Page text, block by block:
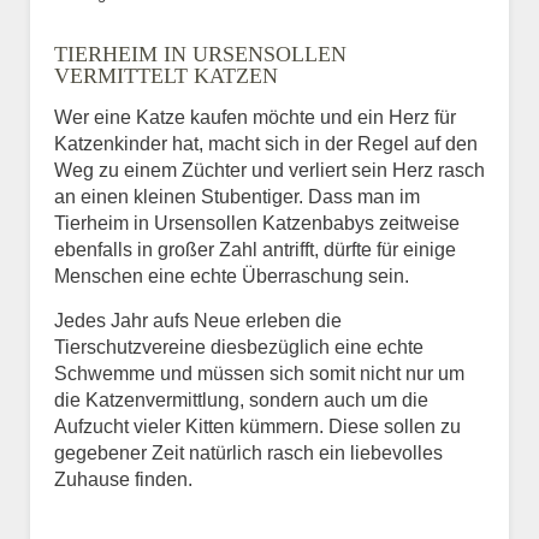
BILD HOCHLADEN
Vermisst seit
Ort des Verschwindens
TIERHEIM IN URSENSOLLEN
VERMITTELT KATZEN
Wer eine Katze kaufen möchte und ein Herz für
Katzenkinder hat, macht sich in der Regel auf den
Weg zu einem Züchter und verliert sein Herz rasch
an einen kleinen Stubentiger. Dass man im
Tierheim in Ursensollen Katzenbabys zeitweise
ebenfalls in großer Zahl antrifft, dürfte für einige
Menschen eine echte Überraschung sein.
Jedes Jahr aufs Neue erleben die
Tierschutzvereine diesbezüglich eine echte
Schwemme und müssen sich somit nicht nur um
die Katzenvermittlung, sondern auch um die
Aufzucht vieler Kitten kümmern. Diese sollen zu
gegebener Zeit natürlich rasch ein liebevolles
Zuhause finden.